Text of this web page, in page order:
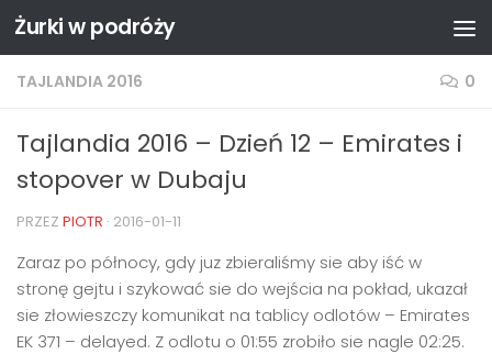
Przejdź do treści
Żurki w podróży
TAJLANDIA 2016 0
Tajlandia 2016 – Dzień 12 – Emirates i
stopover w Dubaju
PRZEZ PIOTR · 2016-01-11
Zaraz po północy, gdy juz zbieraliśmy sie aby iść w
stronę gejtu i szykować sie do wejścia na pokład, ukazał
sie złowieszczy komunikat na tablicy odlotów – Emirates
EK 371 – delayed. Z odlotu o 01:55 zrobiło sie nagle 02:25.